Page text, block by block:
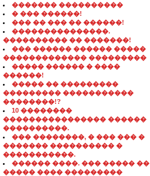
������� ����������
� ��� ������!
��� �� ��� �� ������!
���������������.
���������� �� �������!
��� ������ ������ �����
������������� ���������
����� ������ � ����
������!
����� �� ���������
��������� �����������
��������!?
10 ��������
���������������� ������
����������.
��� ��������, � ��� ��� �
������� ���������� �
�����������.
������ ����. ��� ����� ��
����� ���� ���������